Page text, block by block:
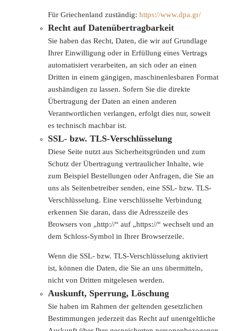
Für Griechenland zuständig: https://www.dpa.gr/
Recht auf Datenübertragbarkeit
Sie haben das Recht, Daten, die wir auf Grundlage
Ihrer Einwilligung oder in Erfüllung eines Vertrags
automatisiert verarbeiten, an sich oder an einen
Dritten in einem gängigen, maschinenlesbaren Format
aushändigen zu lassen. Sofern Sie die direkte
Übertragung der Daten an einen anderen
Verantwortlichen verlangen, erfolgt dies nur, soweit
es technisch machbar ist.
SSL- bzw. TLS-Verschlüsselung
Diese Seite nutzt aus Sicherheitsgründen und zum
Schutz der Übertragung vertraulicher Inhalte, wie
zum Beispiel Bestellungen oder Anfragen, die Sie an
uns als Seitenbetreiber senden, eine SSL- bzw. TLS-
Verschlüsselung. Eine verschlüsselte Verbindung
erkennen Sie daran, dass die Adresszeile des
Browsers von „http://“ auf „https://“ wechselt und an
dem Schloss-Symbol in Ihrer Browserzeile.
Wenn die SSL- bzw. TLS-Verschlüsselung aktiviert
ist, können die Daten, die Sie an uns übermitteln,
nicht von Dritten mitgelesen werden.
Auskunft, Sperrung, Löschung
Sie haben im Rahmen der geltenden gesetzlichen
Bestimmungen jederzeit das Recht auf unentgeltliche